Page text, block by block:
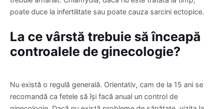
trebuie amânat. Chlamydia, dacă nu este tratată la timp,
La ce vârstă trebuie să înceapă
controalele de ginecologie?
Nu există o regulă generală. Orientativ, cam de la 15 ani se
recomandă ca fetele să își facă anual un control de